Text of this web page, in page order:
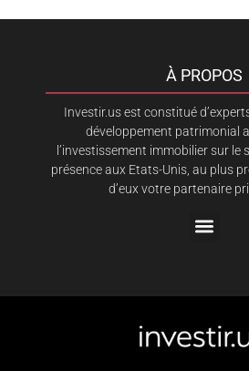
À PROPOS
Investir.us est constitué
développement patrimonial
l’investissement immobilier sur le
présence aux Etats-Unis, au plus
d’eux votre partenaire